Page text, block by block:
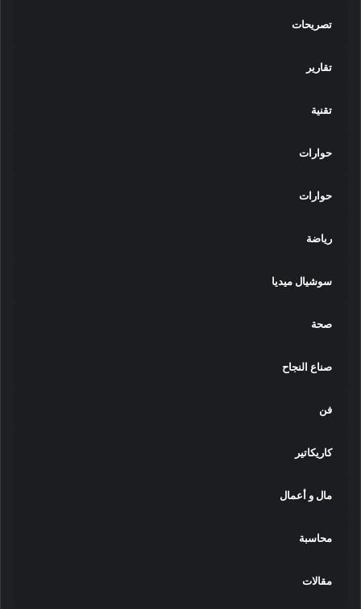
تصريحات
تقارير
تقنية
حوارات
حوارات
رياضة
سوشيال ميديا
صحة
صناع النجاح
فن
كاريكاتير
مال و أعمال
محاسبة
مقالات